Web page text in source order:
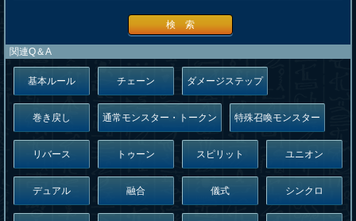
検 索
関連Q＆A
基本ルール チェーン ダメージステップ
巻き戻し 通常モンスター・トークン 特殊召喚モンスター
リバース トゥーン スピリット ユニオン
デュアル 融合 儀式 シンクロ